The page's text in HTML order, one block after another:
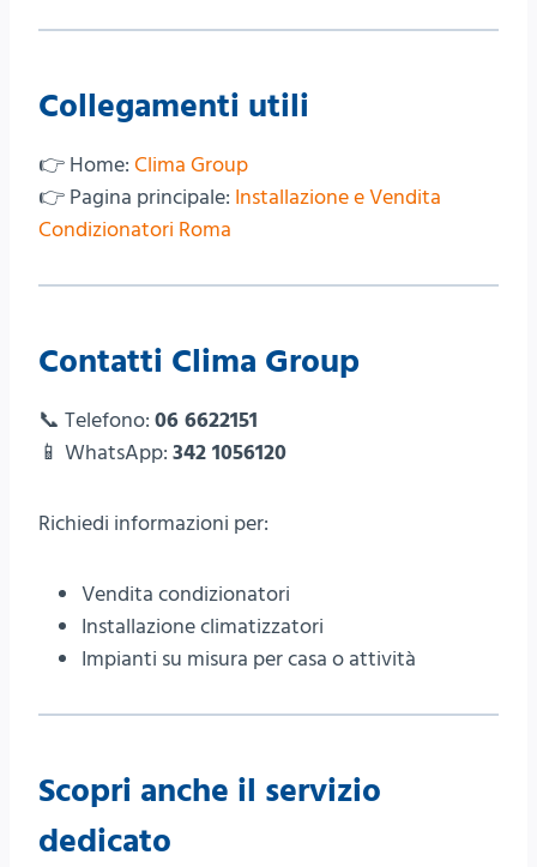
Collegamenti utili
👉 Home: Clima Group
👉 Pagina principale: Installazione e Vendita
Condizionatori Roma
Contatti Clima Group
📞 Telefono: 06 6622151
📱 WhatsApp: 342 1056120
Richiedi informazioni per:
Vendita condizionatori
Installazione climatizzatori
Impianti su misura per casa o attività
Scopri anche il servizio
dedicato